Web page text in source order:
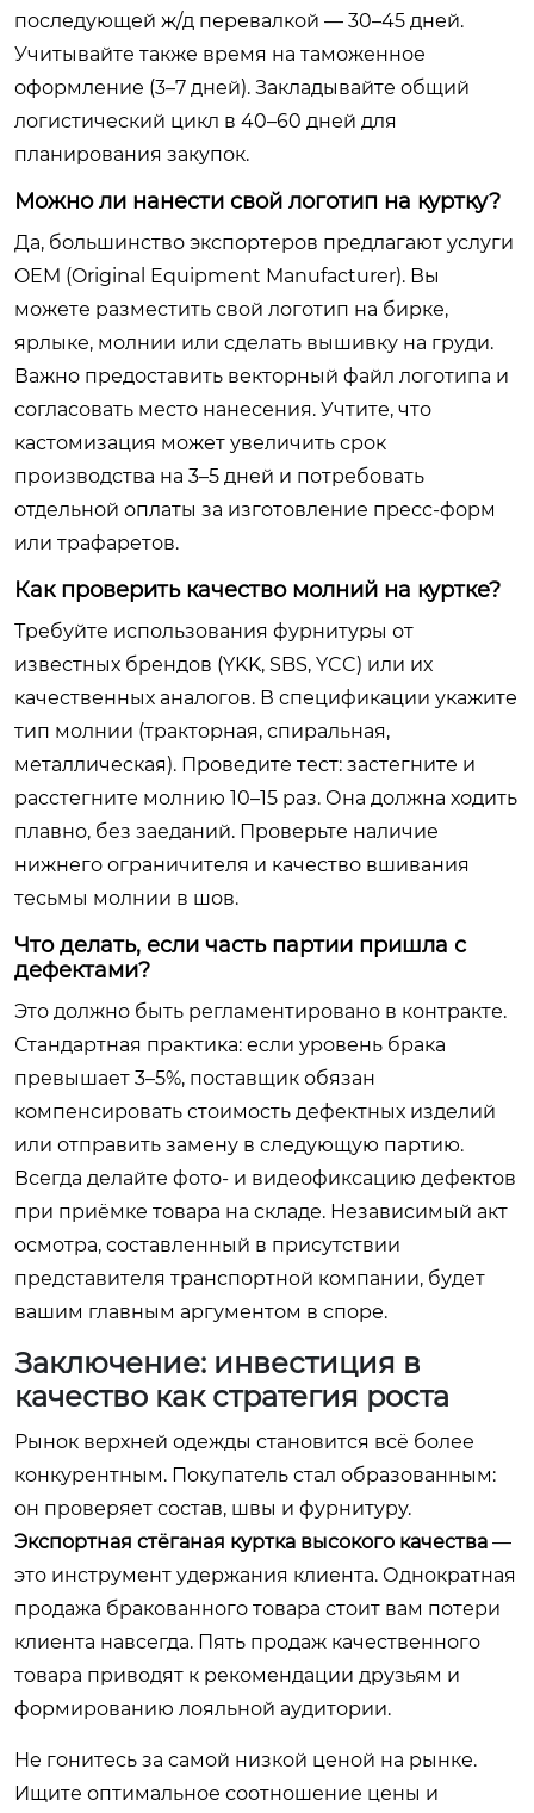
последующей ж/д перевалкой — 30–45 дней.
Учитывайте также время на таможенное
оформление (3–7 дней). Закладывайте общий
логистический цикл в 40–60 дней для
планирования закупок.
Можно ли нанести свой логотип на куртку?
Да, большинство экспортеров предлагают услуги
OEM (Original Equipment Manufacturer). Вы
можете разместить свой логотип на бирке,
ярлыке, молнии или сделать вышивку на груди.
Важно предоставить векторный файл логотипа и
согласовать место нанесения. Учтите, что
кастомизация может увеличить срок
производства на 3–5 дней и потребовать
отдельной оплаты за изготовление пресс-форм
или трафаретов.
Как проверить качество молний на куртке?
Требуйте использования фурнитуры от
известных брендов (YKK, SBS, YCC) или их
качественных аналогов. В спецификации укажите
тип молнии (тракторная, спиральная,
металлическая). Проведите тест: застегните и
расстегните молнию 10–15 раз. Она должна ходить
плавно, без заеданий. Проверьте наличие
нижнего ограничителя и качество вшивания
тесьмы молнии в шов.
Что делать, если часть партии пришла с
дефектами?
Это должно быть регламентировано в контракте.
Стандартная практика: если уровень брака
превышает 3–5%, поставщик обязан
компенсировать стоимость дефектных изделий
или отправить замену в следующую партию.
Всегда делайте фото- и видеофиксацию дефектов
при приёмке товара на складе. Независимый акт
осмотра, составленный в присутствии
представителя транспортной компании, будет
вашим главным аргументом в споре.
Заключение: инвестиция в
качество как стратегия роста
Рынок верхней одежды становится всё более
конкурентным. Покупатель стал образованным:
он проверяет состав, швы и фурнитуру.
Экспортная стёганая куртка высокого качества —
это инструмент удержания клиента. Однократная
продажа бракованного товара стоит вам потери
клиента навсегда. Пять продаж качественного
товара приводят к рекомендации друзьям и
формированию лояльной аудитории.
Не гонитесь за самой низкой ценой на рынке.
Ищите оптимальное соотношение цены и